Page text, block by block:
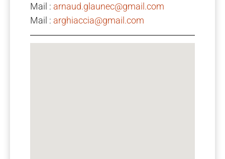
Mail : arnaud.glaunec@gmail.com
Mail : arghiaccia@gmail.com